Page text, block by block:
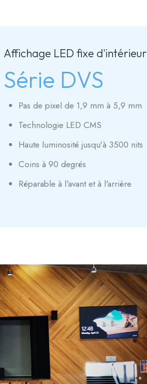
Affichage LED fixe d'intérieur
Série DVS
Pas de pixel de 1,9 mm à 5,9 mm
Technologie LED CMS
Haute luminosité jusqu'à 3500 nits
Coins à 90 degrés
Réparable à l'avant et à l'arrière